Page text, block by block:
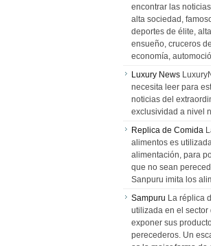
encontrar las
alta sociedad,
deportes de élite,
ensueño, cruceros
economía,
Luxury News
necesita leer para
noticias del
exclusividad a nivel
Replica de Comida
alimentos es
alimentación, para
que no sean
Sanpuru imita los
Sampuru La réplica
utilizada en el
exponer sus
perecederos. Un